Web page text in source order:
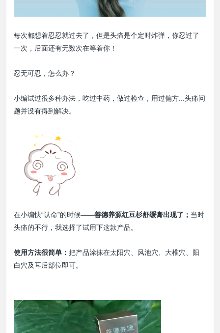
每次都想着忍忍就过去了，但是头痛是个定时炸弹，你忍过了
一次，后面还有无数次在等着你！
忍无可忍，怎么办？
小编试过很多种办法，吃过中药，做过检查，用过偏方...头痛问
题并没有得到解决。
在小编快“认命”的时候——善德养源红豆杉舒缓膏出现了； 当时
头痛的不行，我选择了试用下这款产品。
使用方法很简单：把产品涂抹在太阳穴、风池穴、大椎穴、阳
白穴及耳后部位即可。